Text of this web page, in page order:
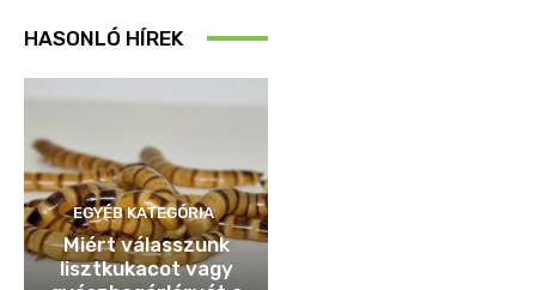
HASONLÓ HÍREK
EGYÉB KATEGÓRIA
Miért válasszunk
lisztkukacot vagy